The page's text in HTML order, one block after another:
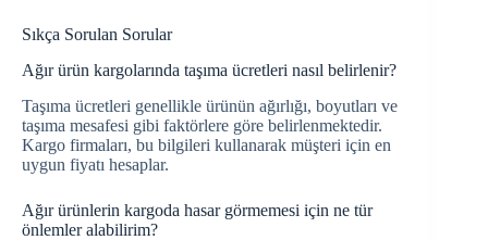
Sıkça Sorulan Sorular
Ağır ürün kargolarında taşıma ücretleri nasıl belirlenir?
Taşıma ücretleri genellikle ürünün ağırlığı, boyutları ve
taşıma mesafesi gibi faktörlere göre belirlenmektedir.
Kargo firmaları, bu bilgileri kullanarak müşteri için en
uygun fiyatı hesaplar.
Ağır ürünlerin kargoda hasar görmemesi için ne tür
önlemler alabilirim?